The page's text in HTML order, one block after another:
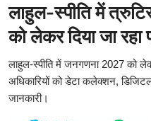
Contact
Advertisement Gallery
हिमाचल प्रदेश
लाहुल-स्पीति में
को लेकर दिया जा रहा
लाहुल-स्पीति में जनगणना 2027 को
अधिकारियों को डेटा कलेक्शन,
जानकारी।